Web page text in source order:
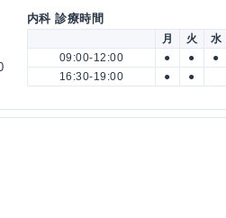
内科 診療時間
月 火 水
09:00-12:00
● ● ●
16:30-19:00
● ●